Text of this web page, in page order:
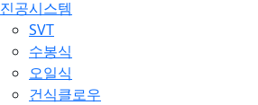
진공시스템
SVT
수봉식
오일식
건식클로우